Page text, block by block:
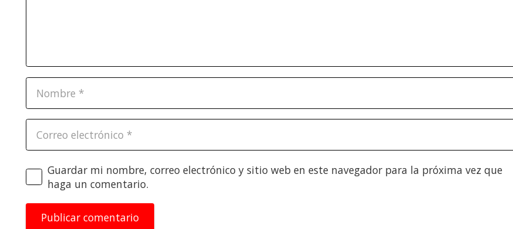
Guardar mi nombre, correo electrónico y sitio web en este navegador para la próxima vez que
haga un comentario.
Publicar comentario